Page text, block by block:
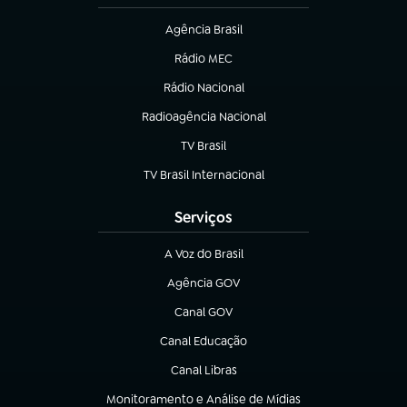
Agência Brasil
(abre em nova aba)
Rádio MEC
(abre em nova aba)
Rádio Nacional
Radioagência Nacional
(abre em nova aba)
TV Brasil
(abre em nova aba)
TV Brasil Internacional
(abre em nova aba)
Serviços
A Voz do Brasil
(abre em nova aba)
Agência GOV
(abre em nova aba)
Canal GOV
(abre em nova aba)
Canal Educação
(abre em nova aba)
Canal Libras
(abre em nova aba)
Monitoramento e Análise de Mídias